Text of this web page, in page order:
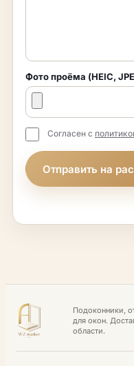
Фото проёма (HEIC,
Согласен с
Отправить на
Подоконники,
для окон.
области.